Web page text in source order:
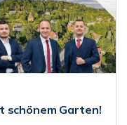
schönem Garten!